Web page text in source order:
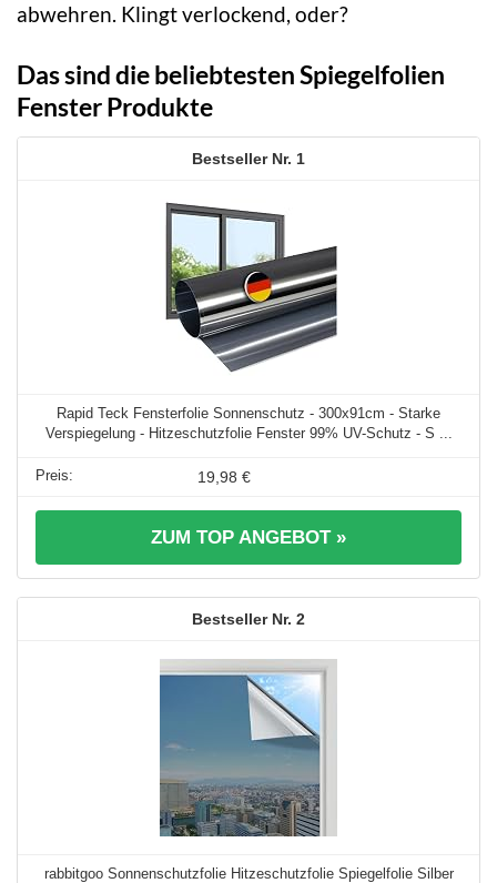
abwehren. Klingt verlockend, oder?
Das sind die beliebtesten Spiegelfolien
Fenster Produkte
1
Rapid Teck Fensterfolie Sonnenschutz - 300x91cm - Starke
Verspiegelung - Hitzeschutzfolie Fenster 99% UV-Schutz - S ...
19,98 €
ZUM TOP ANGEBOT »
2
rabbitgoo Sonnenschutzfolie Hitzeschutzfolie Spiegelfolie Silber